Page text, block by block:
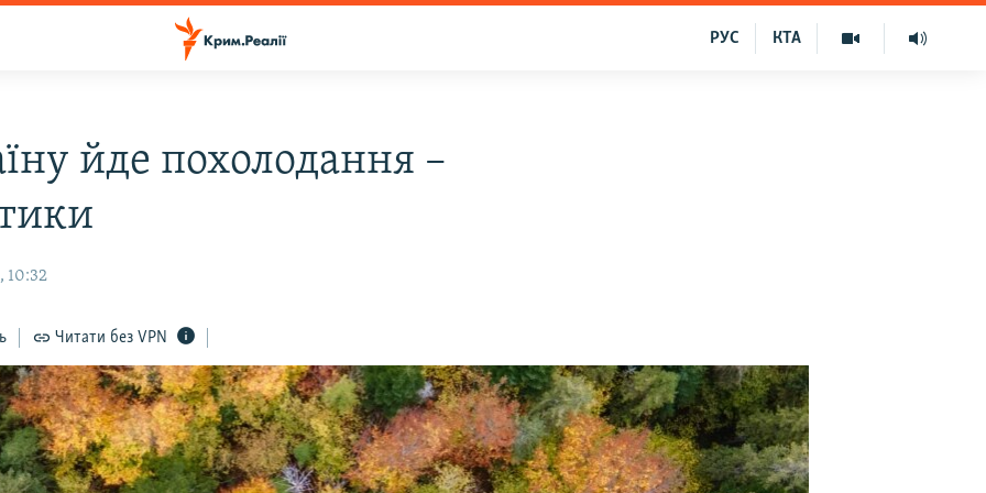
КТА
РУС
йде похолодання –
10:32
Читати без VPN